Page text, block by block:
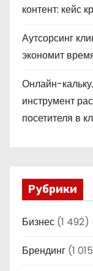
контент: кейс
Аутсорсинг
экономит
Онлайн-
инструмент
посетителя в
Рубрики
Бизнес (1 492)
Брендинг (1